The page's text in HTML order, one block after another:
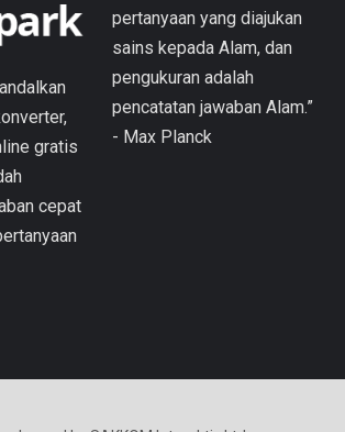
gratis
cepat
pertanyaan yang diajukan
sains kepada Alam, dan
pengukuran adalah
pencatatan jawaban Alam.”
- Max Planck